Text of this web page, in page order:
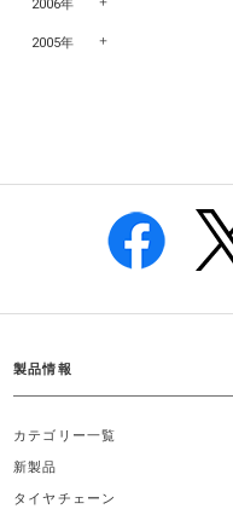
2006年
2005年
製品情報
カテゴリー一覧
新製品
タイヤチェーン